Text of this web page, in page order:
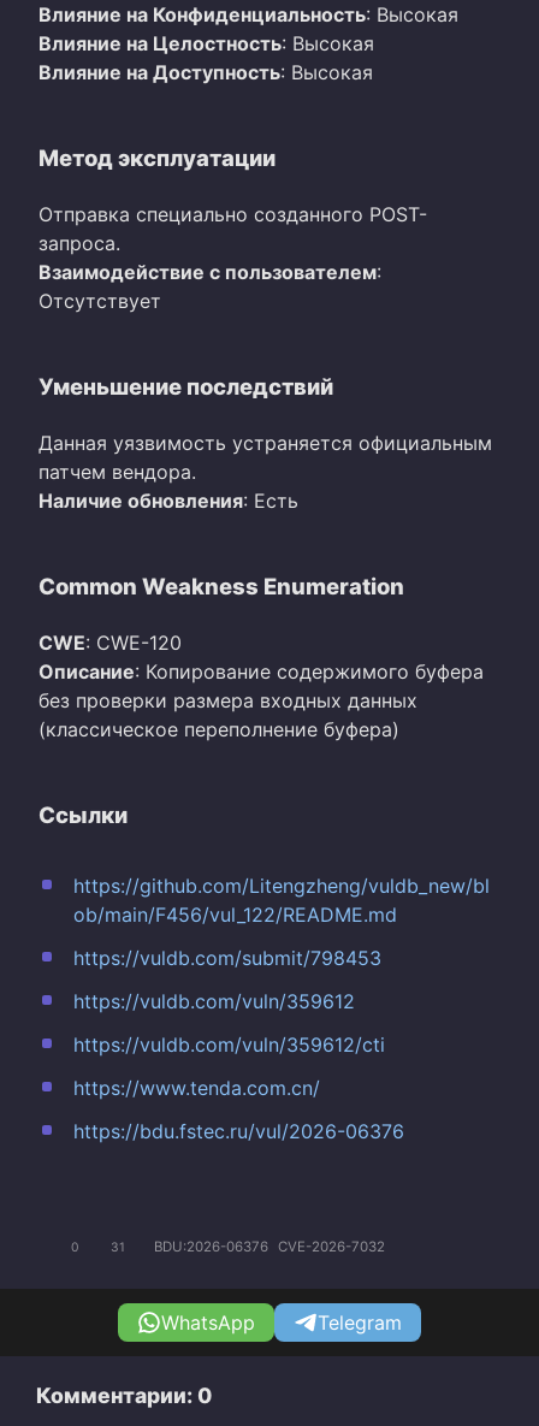
Влияние на Конфиденциальность: Высокая
Влияние на Целостность: Высокая
Влияние на Доступность: Высокая
Метод эксплуатации
Отправка специально созданного POST-
запроса.
Взаимодействие с пользователем:
Отсутствует
Уменьшение последствий
Данная уязвимость устраняется официальным
патчем вендора.
Наличие обновления: Есть
Common Weakness Enumeration
CWE: CWE-120
Описание: Копирование содержимого буфера
без проверки размера входных данных
(классическое переполнение буфера)
Ссылки
https://github.com/Litengzheng/vuldb_new/bl
ob/main/F456/vul_122/README.md
https://vuldb.com/submit/798453
https://vuldb.com/vuln/359612
https://vuldb.com/vuln/359612/cti
https://www.tenda.com.cn/
https://bdu.fstec.ru/vul/2026-06376
0 31 BDU:2026-06376 CVE-2026-7032
WhatsApp Telegram
Комментарии: 0